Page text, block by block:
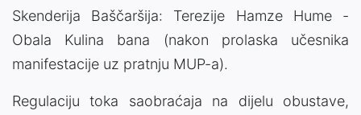
Skenderija Baščaršija: Terezije Hamze Hume -
Obala Kulina bana (nakon prolaska učesnika
manifestacije uz pratnju MUP-a).
Regulaciju toka saobraćaja na dijelu obustave,